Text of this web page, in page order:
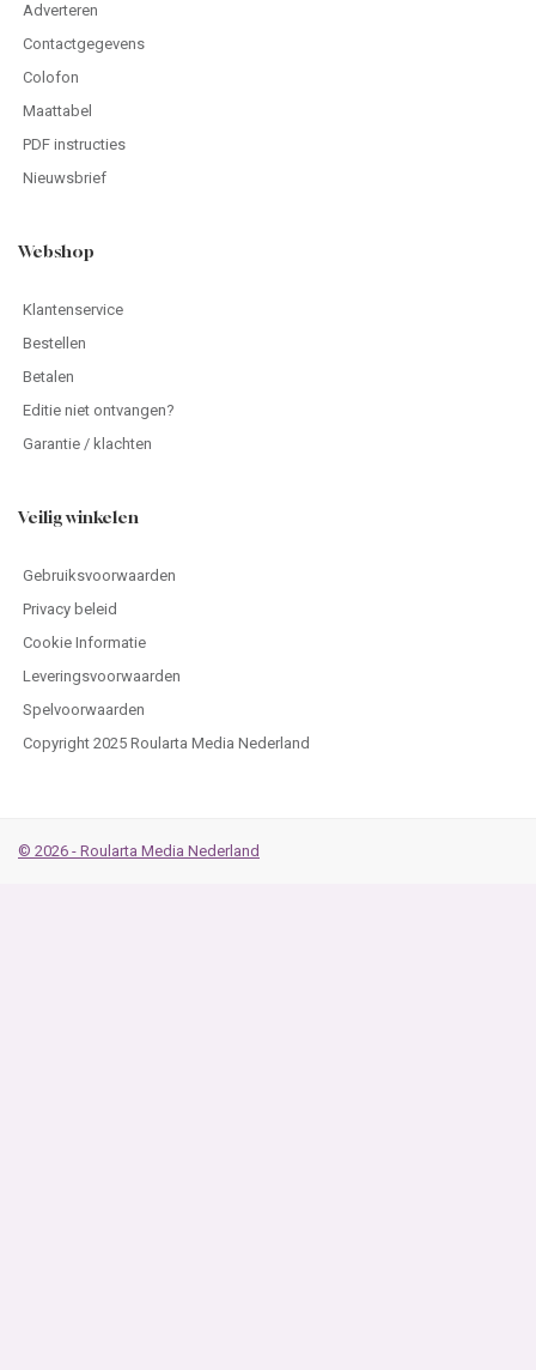
Adverteren
Contactgegevens
Colofon
Maattabel
PDF instructies
Nieuwsbrief
Webshop
Klantenservice
Bestellen
Betalen
Editie niet ontvangen?
Garantie / klachten
Veilig winkelen
Gebruiksvoorwaarden
Privacy beleid
Cookie Informatie
Leveringsvoorwaarden
Spelvoorwaarden
Copyright 2025 Roularta Media Nederland
© 2026 - Roularta Media Nederland